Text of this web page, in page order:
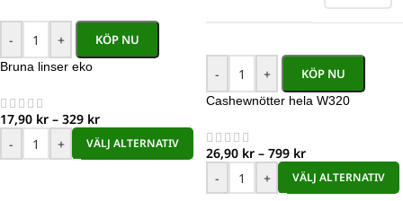
- + KÖP NU
Bruna linser eko
17,90 kr – 329 kr
-
+ VÄLJ ALTERNATIV
- + KÖP NU
Cashewnötter hela W320
26,90 kr – 799 kr
-
+ VÄLJ ALTERNATIV